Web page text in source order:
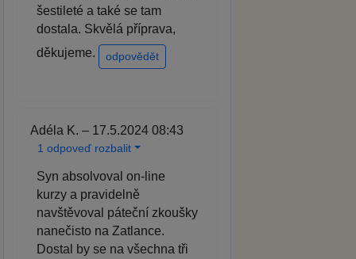
šestileté a také se tam
dostala. Skvělá příprava,
děkujeme.
odpovědět
Adéla K. – 17.5.2024 08:43
1 odpoveď rozbalit
Syn absolvoval on-line
kurzy a pravidelně
navštěvoval páteční zkoušky
nanečisto na Zatlance.
Dostal by se na všechna tři